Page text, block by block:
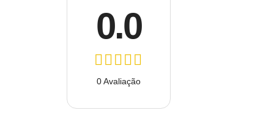
0.0
0 Avaliação